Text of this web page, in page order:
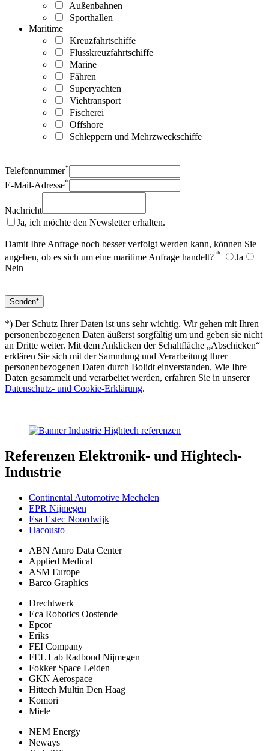
Außenbahnen
Sporthallen
Maritime
Kreuzfahrtschiffe
Flusskreuzfahrtschiffe
Marine
Fähren
Superyachten
Viehtransport
Fischerei
Offshore
Schleppern und Mehrzweckschiffe
Telefonnummer*
E-Mail-Adresse*
Nachricht
Ja, ich möchte den Newsletter erhalten.
Damit Ihre Anfrage noch besser verfolgt werden kann, können Sie
angeben, ob es sich um eine maritime Anfrage handelt? *
Ja
Nein
*) Der Schutz Ihrer Daten ist uns sehr wichtig. Wir gehen mit Ihren
personenbezogenen Daten äußerst sorgfältig um und geben sie nicht
an Dritte weiter. Mit dem Anklicken der Schaltfläche „Abschicken“
erklären Sie sich mit der Sammlung und Verarbeitung Ihrer
personenbezogenen Daten durch Bolidt einverstanden. Wie Ihre
Daten gesammelt und verarbeitet werden, erfahren Sie in unserer
Datenschutz- und Cookie-Erklärung.
Referenzen Elektronik- und Hightech-
Industrie
Continental Automotive Mechelen
EPR Nijmegen
Esa Estec Noordwijk
Hacousto
ABN Amro Data Center
Applied Medical
ASM Europe
Barco Graphics
Drechtwerk
Eca Robotics Oostende
Epcor
Eriks
FEI Company
FEL Lab Radboud Nijmegen
Fokker Space Leiden
GKN Aerospace
Hittech Multin Den Haag
Komori
Miele
NEM Energy
Neways